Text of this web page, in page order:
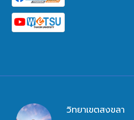
วิทยาเขตสงขลา